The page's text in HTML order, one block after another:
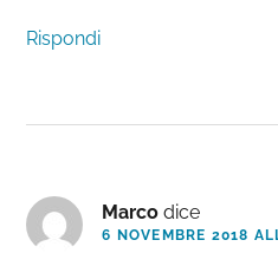
Rispondi
Marco dice
6 NOVEMBRE 2018